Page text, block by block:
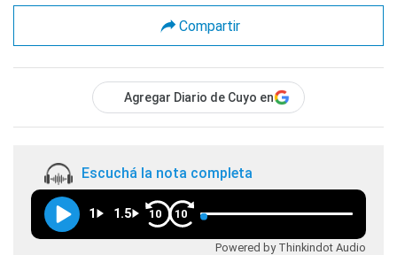
Compartir
Agregar Diario de Cuyo en
Escuchá la nota completa
1 1.5 10 10
Powered by Thinkindot Audio